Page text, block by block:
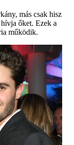
más csak hisz
őket. Ezek a
működik.